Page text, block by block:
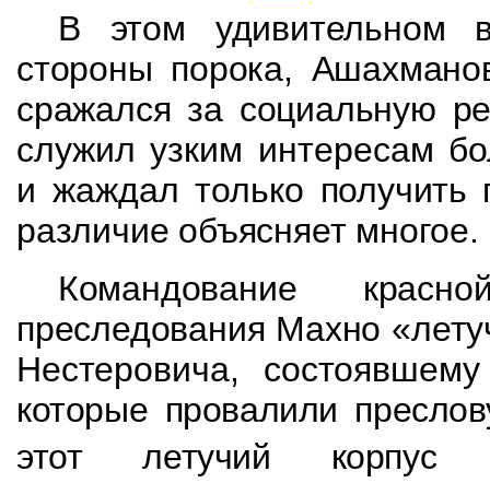
В этом удивительном
стороны порока,
сражался за социальную
служил узким интересам
и жаждал только
различие объясняет многое.
Командование
преследования Махно
Нестеровича,
которые провалили
этот летучий